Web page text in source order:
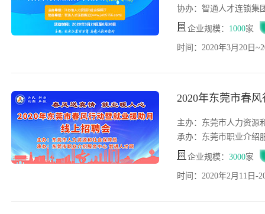
协办：智通人才连锁集
企业规模： 1000家
时间：2020年3月20日
2020年东莞市春
主办：东莞市人力资源
承办：东莞市职业介绍
企业规模： 3000家
时间：2020年2月11日-